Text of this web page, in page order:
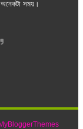
অনেকটা সময়।